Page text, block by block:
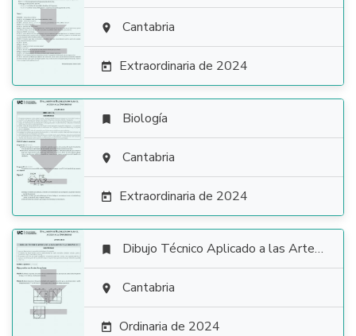
  Cantabria
 Extraordinaria de 2024

 Biología
 Cantabria
 Extraordinaria de 2024

 Dibujo Técnico Aplicado a las Artes Plásticas y al Diseño II
 Cantabria
 Ordinaria de 2024